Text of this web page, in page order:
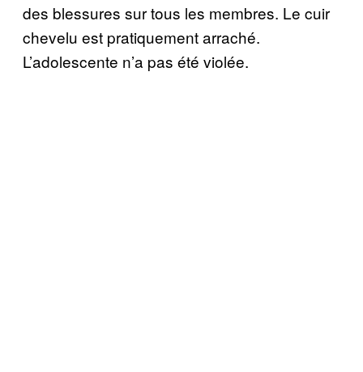
des blessures sur tous les membres. Le cuir
chevelu est pratiquement arraché.
L’adolescente n’a pas été violée.